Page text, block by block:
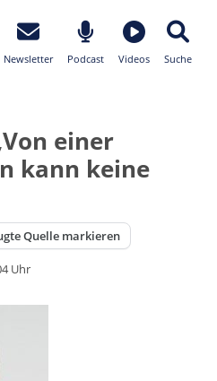
Newsletter Podcast Videos Suche
einer
kann keine
Quelle markieren
Uhr